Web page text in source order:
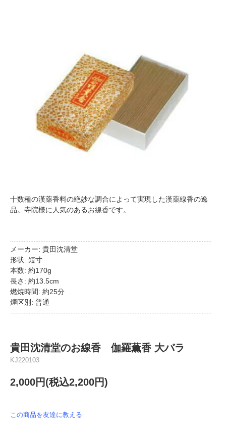
十数種の漢薬香料の絶妙な調合によって実現した漢薬線香の逸
品。寺院様に人気のあるお線香です。
メーカー: 貴田沈清堂
形状: 短寸
本数: 約170g
長さ: 約13.5cm
燃焼時間: 約25分
煙区別: 普通
貴田沈清堂のお線香 伽羅薫香 大バラ
KJ220103
2,000円(税込2,200円)
この商品を友達に教える